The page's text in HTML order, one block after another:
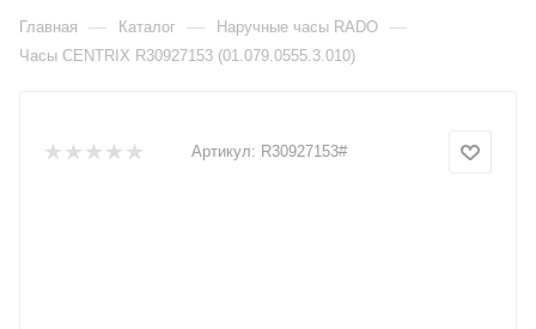
Главная — Каталог — Наручные часы RADO —
Часы CENTRIX R30927153 (01.079.0555.3.010)
Артикул: R30927153#